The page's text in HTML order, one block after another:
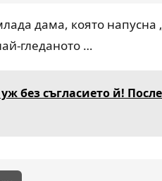
дама, която напусна
гледаното …
без съгласието й!